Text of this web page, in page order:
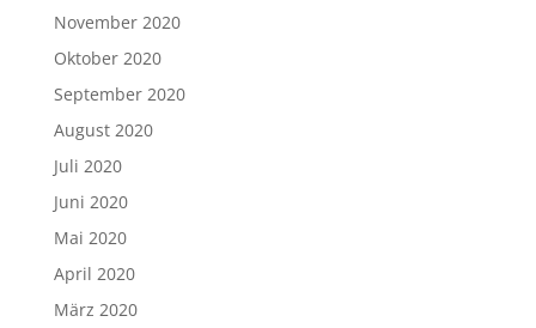
November 2020
Oktober 2020
September 2020
August 2020
Juli 2020
Juni 2020
Mai 2020
April 2020
März 2020